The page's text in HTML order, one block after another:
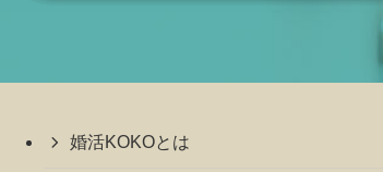
婚活KOKOとは